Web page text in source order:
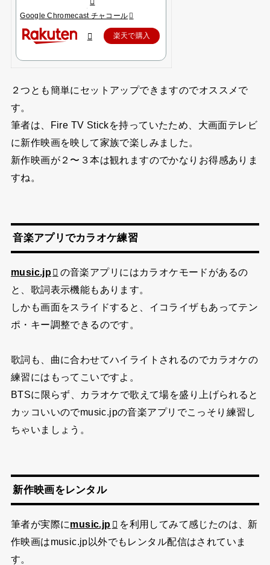
Google Chromecast チャコール
２つとも簡単にセットアップできますのでオススメで
す。
筆者は、Fire TV Stickを持っていたため、大画面テレビ
に新作映画を映して家族で楽しみました。
新作映画が２〜３本は観れますのでかなりお得感ありま
すね。
音楽アプリでカラオケ練習
music.jp
の音楽アプリにはカラオケモードがあるの
と、歌詞表示機能もあります。
歌詞も、曲に合わせてハイライトされるのでカラオケの
練習にはもってこいですよ。
BTSに限らず、カラオケで歌えて場を盛り上げられると
カッコいいのでmusic.jpの音楽アプリでこっそり練習し